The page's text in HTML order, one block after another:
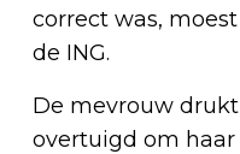
correct was,
de ING.
De mevrouw
overtuigd om haar